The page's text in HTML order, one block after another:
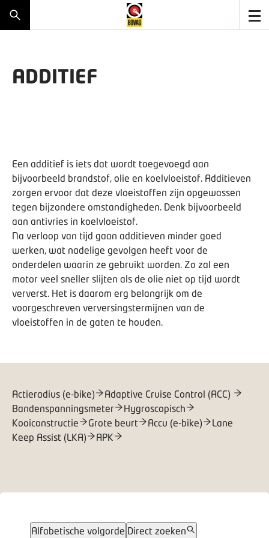
ADDITIEF
Een additief is iets dat wordt toegevoegd aan
bijvoorbeeld brandstof, olie en koelvloeistof. Additieven
zorgen ervoor dat deze vloeistoffen zijn opgewassen
tegen bijzondere omstandigheden. Denk bijvoorbeeld
aan antivries in koelvloeistof.
Na verloop van tijd gaan additieven minder goed
werken, wat nadelige gevolgen heeft voor de
onderdelen waarin ze gebruikt worden. Zo zal een
motor veel sneller slijten als de olie niet op tijd wordt
ververst. Het is daarom erg belangrijk om de
voorgeschreven verversingstermijnen van de
vloeistoffen in de gaten te houden.
Actieradius (e-bike)
Adaptive Cruise Control (ACC)
Bandenspanningsmeter
Hygroscopisch
Kooiconstructie
Grote beurt Accu (e-bike)
Lane
Keep Assist (LKA)
APK
Alfabetische volgorde Direct zoeken